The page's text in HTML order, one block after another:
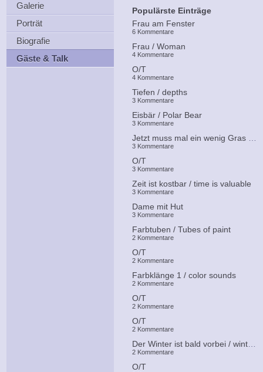
Galerie
Porträt
Biografie
Gäste & Talk
Populärste Einträge
Frau am Fenster
6 Kommentare
Frau / Woman
4 Kommentare
O/T
4 Kommentare
Tiefen / depths
3 Kommentare
Eisbär / Polar Bear
3 Kommentare
3 Kommentare
O/T
3 Kommentare
Zeit ist kostbar / time is valuable
3 Kommentare
Dame mit Hut
3 Kommentare
Farbtuben / Tubes of paint
2 Kommentare
O/T
2 Kommentare
Farbklänge 1 / color sounds
2 Kommentare
O/T
2 Kommentare
O/T
2 Kommentare
Der Winter ist bald vorbei / winter is over soon
2 Kommentare
O/T